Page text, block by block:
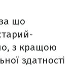
що
з кращою
здатності